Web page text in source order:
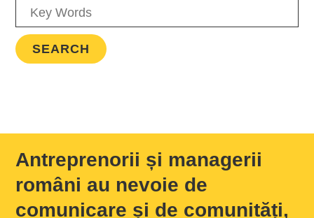
Antreprenorii și managerii
români au nevoie de
comunicare și de comunități,